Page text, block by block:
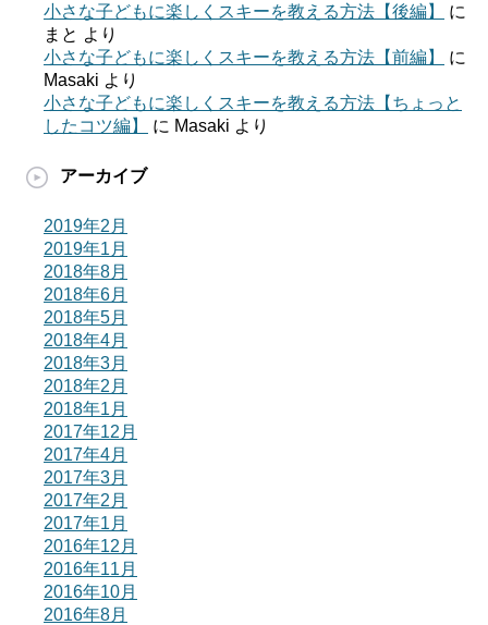
小さな子どもに楽しくスキーを教える方法【後編】
に
まと より
小さな子どもに楽しくスキーを教える方法【前編】
に
Masaki より
小さな子どもに楽しくスキーを教える方法【ちょっと
したコツ編】
に Masaki より
アーカイブ
2019年2月
2019年1月
2018年8月
2018年6月
2018年5月
2018年4月
2018年3月
2018年2月
2018年1月
2017年12月
2017年4月
2017年3月
2017年2月
2017年1月
2016年12月
2016年11月
2016年10月
2016年8月